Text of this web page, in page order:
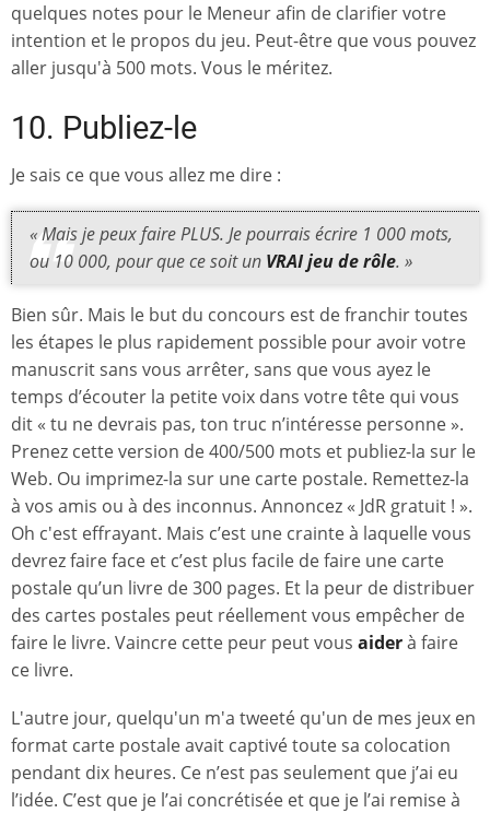
quelques notes pour le Meneur afin de clarifier votre
intention et le propos du jeu. Peut-être que vous pouvez
aller jusqu'à 500 mots. Vous le méritez.
10. Publiez-le
Je sais ce que vous allez me dire :
« Mais je peux faire PLUS. Je pourrais écrire 1 000 mots,
ou 10 000, pour que ce soit un VRAI jeu de rôle. »
Bien sûr. Mais le but du concours est de franchir toutes
les étapes le plus rapidement possible pour avoir votre
manuscrit sans vous arrêter, sans que vous ayez le
temps d’écouter la petite voix dans votre tête qui vous
dit « tu ne devrais pas, ton truc n’intéresse personne ».
Prenez cette version de 400/500 mots et publiez-la sur le
Web. Ou imprimez-la sur une carte postale. Remettez-la
à vos amis ou à des inconnus. Annoncez « JdR gratuit ! ».
Oh c'est effrayant. Mais c’est une crainte à laquelle vous
devrez faire face et c’est plus facile de faire une carte
postale qu’un livre de 300 pages. Et la peur de distribuer
des cartes postales peut réellement vous empêcher de
faire le livre. Vaincre cette peur peut vous aiderà faire
ce livre.
L'autre jour, quelqu'un m'a tweeté qu'un de mes jeux en
format carte postale avait captivé toute sa colocation
pendant dix heures. Ce n’est pas seulement que j’ai eu
l’idée. C’est que je l’ai concrétisée et que je l’ai remise à